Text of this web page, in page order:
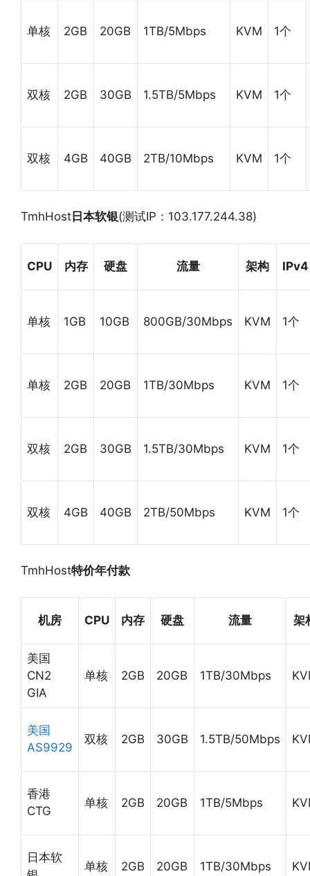
单核 2GB 20GB 1TB/5Mbps KVM 1个
双核 2GB 30GB 1.5TB/5Mbps KVM 1个
双核 4GB 40GB 2TB/10Mbps KVM 1个
TmhHost 日本软银(测试IP：103.177.244.38)
CPU 内存 硬盘 流量 架构 IPv4
单核 1GB 10GB 800GB/30Mbps KVM 1个
单核 2GB 20GB 1TB/30Mbps KVM 1个
双核 2GB 30GB 1.5TB/30Mbps KVM 1个
双核 4GB 40GB 2TB/50Mbps KVM 1个
TmhHost特价年付款
机房 CPU 内存 硬盘 流量 架
美国
CN2
GIA
单核 2GB 20GB 1TB/30Mbps
美国
AS9929
双核 2GB 30GB 1.5TB/50Mbps
香港
CTG
单核 2GB 20GB 1TB/5Mbps
日本软
单核 2GB 20GB 1TB/30Mbps